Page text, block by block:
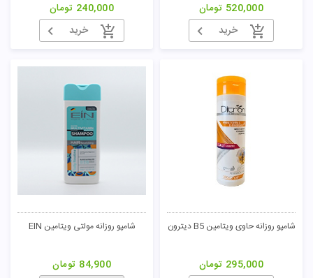
520,000 تومان
خرید
240,000 تومان
خرید
شامپو روزانه حاوی ویتامین B5 دیترون
295,000 تومان
شامپو روزانه مولتی ویتامین EIN
84,900 تومان